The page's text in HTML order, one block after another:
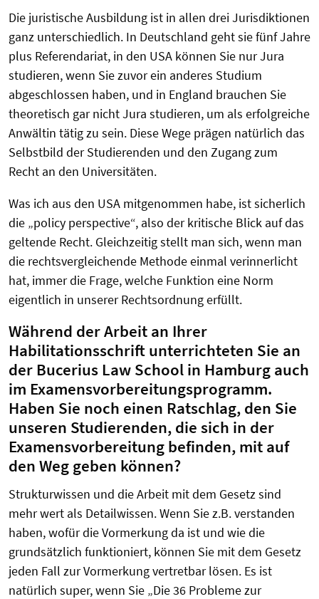
Die juristische Ausbildung ist in allen drei Jurisdiktionen
ganz unterschiedlich. In Deutschland geht sie fünf Jahre
plus Referendariat, in den USA können Sie nur Jura
studieren, wenn Sie zuvor ein anderes Studium
abgeschlossen haben, und in England brauchen Sie
theoretisch gar nicht Jura studieren, um als erfolgreiche
Anwältin tätig zu sein. Diese Wege prägen natürlich das
Selbstbild der Studierenden und den Zugang zum
Recht an den Universitäten.
Was ich aus den USA mitgenommen habe, ist sicherlich
die „policy perspective“, also der kritische Blick auf das
geltende Recht. Gleichzeitig stellt man sich, wenn man
die rechtsvergleichende Methode einmal verinnerlicht
hat, immer die Frage, welche Funktion eine Norm
eigentlich in unserer Rechtsordnung erfüllt.
Während der Arbeit an Ihrer
Habilitationsschrift unterrichteten Sie an
der Bucerius Law School in Hamburg auch
im Examensvorbereitungsprogramm.
Haben Sie noch einen Ratschlag, den Sie
unseren Studierenden, die sich in der
Examensvorbereitung befinden, mit auf
den Weg geben können?
Strukturwissen und die Arbeit mit dem Gesetz sind
mehr wert als Detailwissen. Wenn Sie z.B. verstanden
haben, wofür die Vormerkung da ist und wie die
grundsätzlich funktioniert, können Sie mit dem Gesetz
jeden Fall zur Vormerkung vertretbar lösen. Es ist
natürlich super, wenn Sie „Die 36 Probleme zur